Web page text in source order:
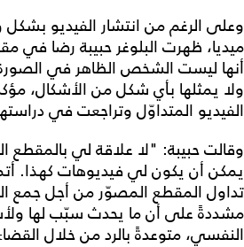
وعلى الرغم من انتشار الفيديو
ميديا، ظهرت البلوغر حبيبة رضا في
أنها ليست الشخص الظاهر في
ولا يمثلها بأي شكل من الأشكال،
الفيديو المتداوّل وتراجعت في
وقالت حبيبة: "لا علاقة لي بالمقطع
يمكن أن يكون لي فيديوهات كهذا.
تداول المقطع المصوّر من أجل جمع
مشددةً على أن ما يحدث سبّب لها
النفسي، متوعدةً بالرد من خلال